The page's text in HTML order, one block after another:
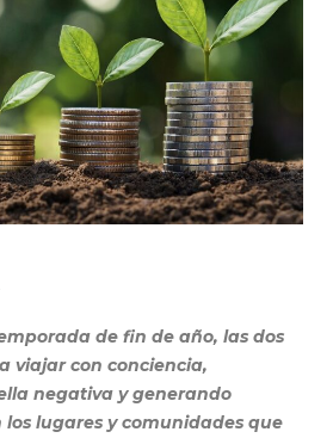
de fin de año, las dos
viajar con conciencia,
negativa y generando
lugares y comunidades que